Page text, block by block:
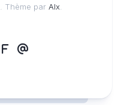
. Thème par Alx